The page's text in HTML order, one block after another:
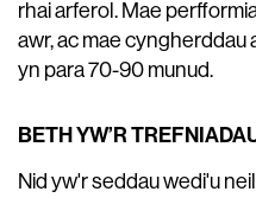
rhai arferol. Mae
awr, ac mae cyngherddau
yn para 70-90 munud.
BETH YW’R
Nid yw'r seddau wedi'u